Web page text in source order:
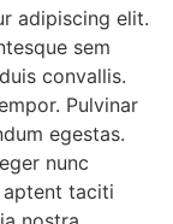
adipiscing elit.
sem
convallis.
Pulvinar
egestas.
nunc
aptent taciti